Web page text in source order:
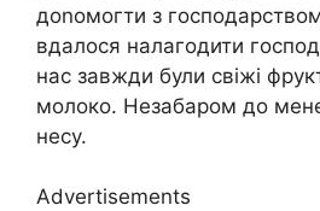
доnомогти з
вдалося налагодити
нас завжди були свіжі
молоко. Незабаром до
несу.
Advertisements